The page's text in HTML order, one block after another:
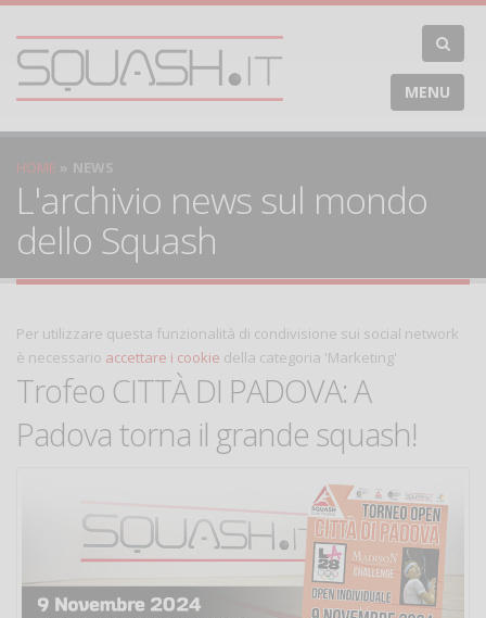
MENU
HOME NEWS
L'archivio news sul mondo
dello Squash
Per utilizzare questa funzionalità di condivisione sui social network
è necessario accettare i cookie della categoria 'Marketing'
Trofeo CITTÀ DI PADOVA: A
Padova torna il grande squash!